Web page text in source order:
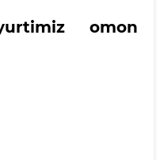
omon